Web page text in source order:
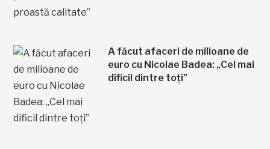
A făcut afaceri de milioane de
euro cu Nicolae Badea: „Cel mai
dificil dintre toți”